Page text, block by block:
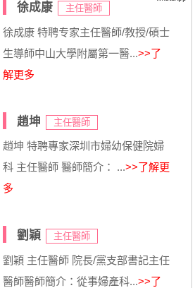
徐成康 主任醫師
徐成康 特聘专家主任醫師/教授/碩士
生導師中山大學附屬第一醫...>>了
解更多
趙坤 主任醫師
趙坤 特聘專家深圳市婦幼保健院婦
科 主任醫師 醫師簡介： ...>>了解更
多
劉穎 主任醫師
劉穎 主任醫師 院長/黨支部書記主任
醫師醫師簡介：從事婦產科...>>了